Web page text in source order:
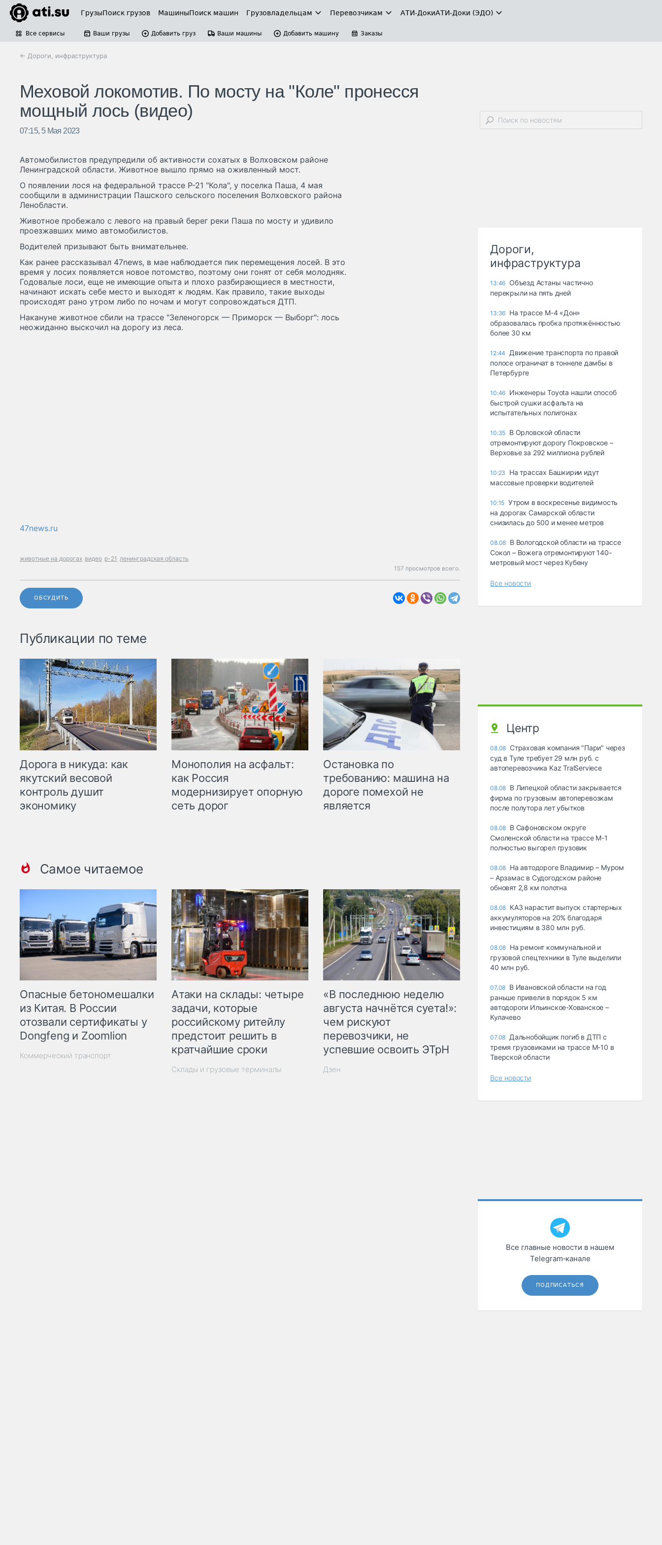
ГрузыПоиск грузов МашиныПоиск машин Грузовладельцам Перевозчикам АТИ-ДокиАТИ-Доки (ЭДО)
Все сервисы Ваши грузы Добавить груз Ваши машины Добавить машину Заказы
← Дороги, инфраструктура
Меховой локомотив. По мосту на "Коле" пронесся
мощный лось (видео)
07:15, 5 Мая 2023
Автомобилистов предупредили об активности сохатых в Волховском районе
Ленинградской области. Животное вышло прямо на оживленный мост.
О появлении лося на федеральной трассе Р-21 "Кола", у поселка Паша, 4 мая
сообщили в администрации Пашского сельского поселения Волховского района
Ленобласти.
Животное пробежало с левого на правый берег реки Паша по мосту и удивило
проезжавших мимо автомобилистов.
Водителей призывают быть внимательнее.
Как ранее рассказывал 47news, в мае наблюдается пик перемещения лосей. В это
время у лосих появляется новое потомство, поэтому они гонят от себя молодняк.
Годовалые лоси, еще не имеющие опыта и плохо разбирающиеся в местности,
начинают искать себе место и выходят к людям. Как правило, такие выходы
происходят рано утром либо по ночам и могут сопровождаться ДТП.
Накануне животное сбили на трассе "Зеленогорск — Приморск — Выборг": лось
неожиданно выскочил на дорогу из леса.
47news.ru
животные на дорогах видео р-21 ленинградская область
157 просмотров всего.
ОБСУДИТЬ
Публикации по теме
Дорога в никуда: как
якутский весовой
контроль душит
экономику
Монополия на асфальт:
как Россия
модернизирует опорную
сеть дорог
Остановка по
требованию: машина на
дороге помехой не
является
Самое читаемое
Опасные бетономешалки
из Китая. В России
отозвали сертификаты у
Dongfeng и Zoomlion
Коммерческий транспорт
Атаки на склады: четыре
задачи, которые
российскому ритейлу
предстоит решить в
кратчайшие сроки
Склады и грузовые терминалы
«В последнюю неделю
августа начнётся суета!»:
чем рискуют
перевозчики, не
успевшие освоить ЭТрН
Дзен
Дороги,
инфраструктура
13:46 Объезд Астаны частично
перекрыли на пять дней
13:36 На трассе М-4 «Дон»
образовалась пробка протяжённостью
более 30 км
12:44
Движение транспорта по правой
полосе ограничат в тоннеле дамбы в
Петербурге
10:46 Инженеры Toyota нашли способ
быстрой сушки асфальта на
испытательных полигонах
10:35 В Орловской области
отремонтируют дорогу Покровское –
Верховье за 292 миллиона рублей
10:23
На трассах Башкирии идут
массовые проверки водителей
10:15 Утром в воскресенье видимость
на дорогах Самарской области
снизилась до 500 и менее метров
08.08 В Вологодской области на трассе
Сокол – Вожега отремонтируют 140-
метровый мост через Кубену
Все новости
Центр
08.08 Страховая компания "Пари" через
суд в Туле требует 29 млн руб. с
автоперевозчика Kaz TralServiece
08.08 В Липецкой области закрывается
фирма по грузовым автоперевозкам
после полутора лет убытков
08.08 В Сафоновском округе
Смоленской области на трассе М-1
полностью выгорел грузовик
08.08 На автодороге Владимир – Муром
– Арзамас в Судогодском районе
обновят 2,8 км полотна
08.08 КАЗ нарастит выпуск стартерных
аккумуляторов на 20% благодаря
инвестициям в 380 млн руб.
08.08 На ремонт коммунальной и
грузовой спецтехники в Туле выделили
40 млн руб.
07.08 В Ивановской области на год
раньше привели в порядок 5 км
автодороги Ильинское-Хованское –
Кулачево
07.08 Дальнобойщик погиб в ДТП с
тремя грузовиками на трассе М-10 в
Тверской области
Все новости
Все главные новости в нашем
Telegram‑канале
ПОДПИСАТЬСЯ